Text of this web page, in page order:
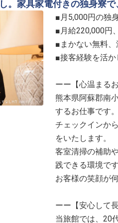
。家具家電付きの独身寮で
■月5,000円の独
■月給220,000円
■まかない無料、
■接客経験を活か
ーー【心温まる
熊本県阿蘇郡南
するお仕事です。
チェックインか
をいたします。
客室清掃の補助
践できる環境です
お客様の笑顔が
ーー【安心して
当旅館では、20